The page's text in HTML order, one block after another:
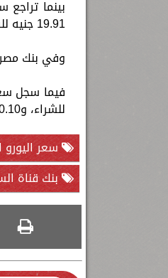
19.91 جنيه للشراء، و20.08 جنيه للبيع، أمس.
وفي بنك
للشراء، و20.10 جنيه للبيع، أمس.
سعر اليورو
بنك قناة